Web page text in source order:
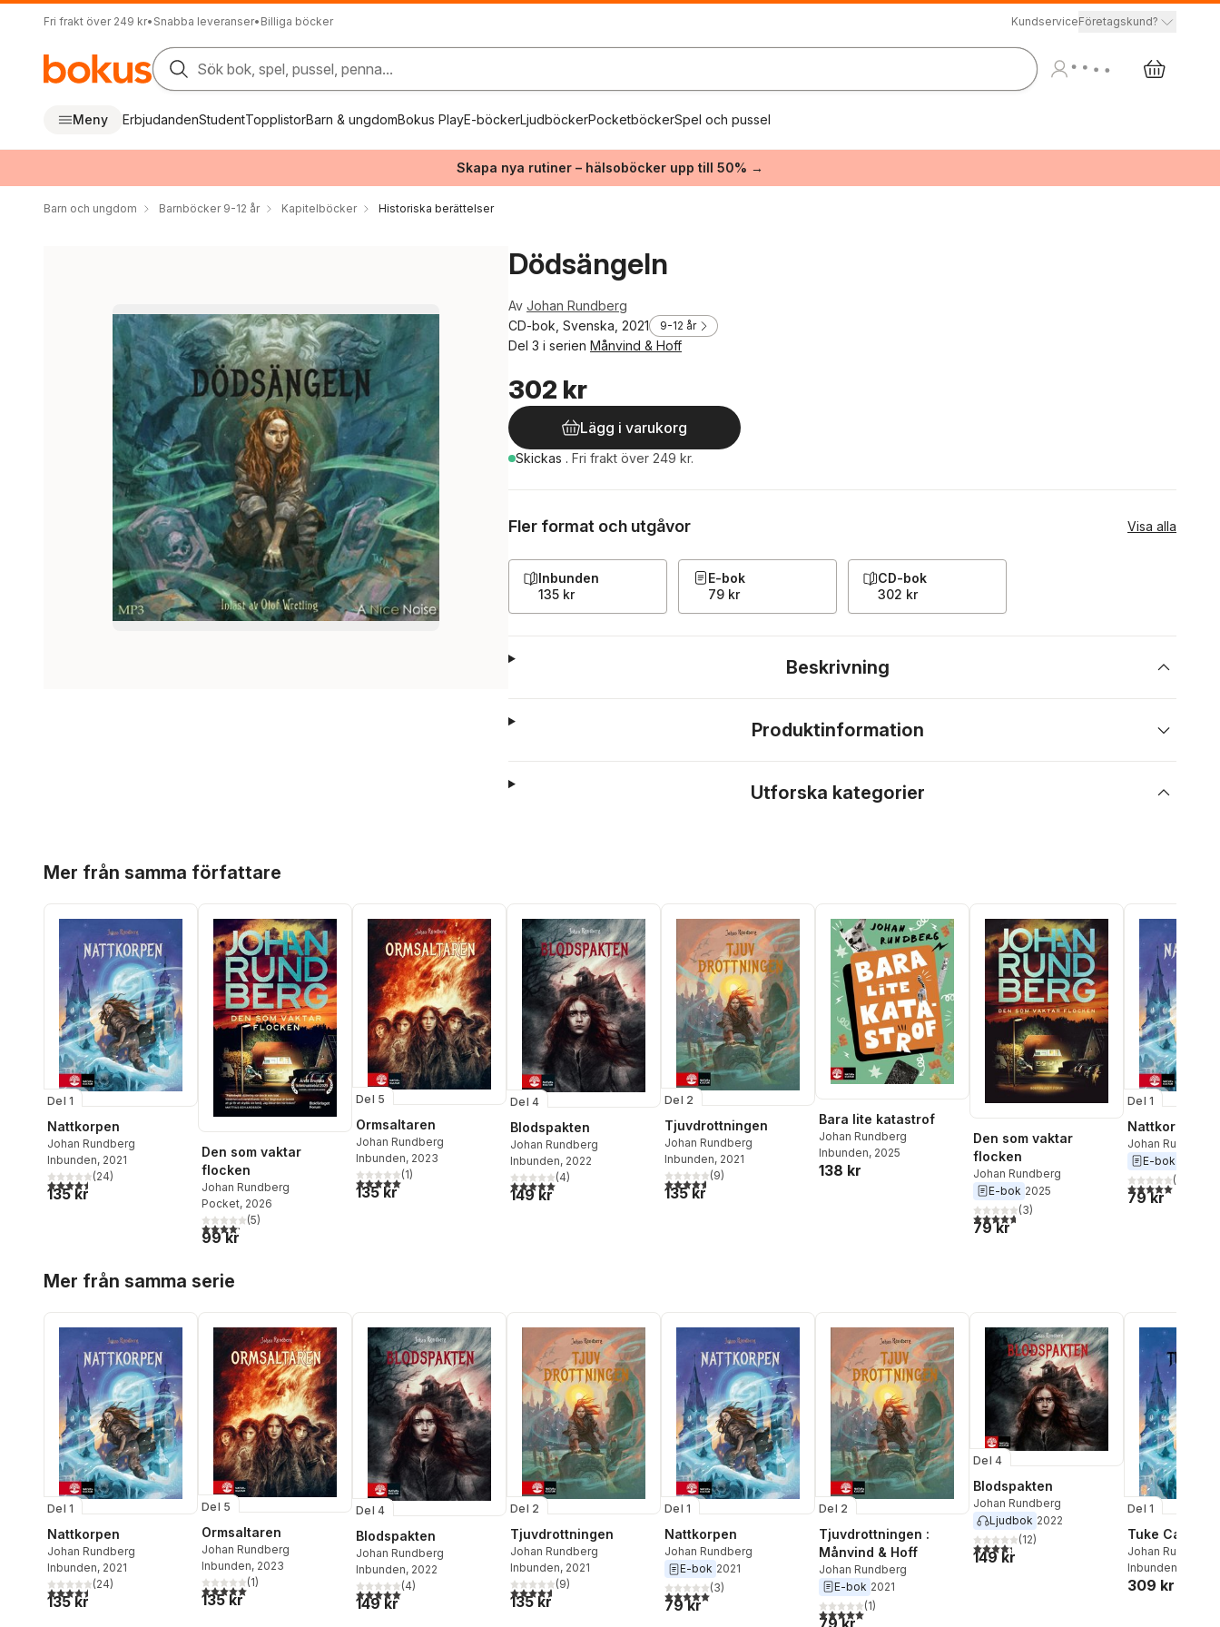
Fri frakt över 249 kr• Snabba leveranser• Billiga böcker KundserviceFöretagskund?
Sök bok, spel, pussel, penna...
Meny ErbjudandenStudentTopplistorBarn & ungdomBokus PlayE-böckerLjudböckerPocketböckerSpel och pussel
Skapa nya rutiner – hälsoböcker upp till 50% →
Barn och ungdom Barnböcker 9-12 år Kapitelböcker Historiska berättelser
Dödsängeln
Av Johan Rundberg
CD-bok, Svenska, 2021
9-12 år
Del 3 i serien Månvind & Hoff
302 kr
Lägg i varukorg
Skickas . Fri frakt över 249 kr.
Fler format och utgåvor Visa alla
Inbunden
135 kr
E-bok
79 kr
CD-bok
302 kr
Beskrivning
Produktinformation
Utforska kategorier
Mer från samma författare
Del 1
Nattkorpen
Johan Rundberg
Inbunden, 2021
4,5utav 5 stjärnor. Totalt antal röster:
(24)
135 kr
Den som vaktar
flocken
Johan Rundberg
Pocket, 2026
4,2utav 5 stjärnor. Totalt antal röster:
(5)
99 kr
Del 5
Ormsaltaren
Johan Rundberg
Inbunden, 2023
5,0utav 5 stjärnor. Totalt antal röster:
(1)
135 kr
Del 4
Blodspakten
Johan Rundberg
Inbunden, 2022
5,0utav 5 stjärnor. Totalt antal röster:
(4)
149 kr
Del 2
Tjuvdrottningen
Johan Rundberg
Inbunden, 2021
4,6utav 5 stjärnor. Totalt antal röster:
(9)
135 kr
Bara lite katastrof
Johan Rundberg
Inbunden, 2025
138 kr
Den som vaktar
flocken
Johan Rundberg
E-bok 2025
4,7utav 5 stjärnor. Totalt antal röster:
(3)
79 kr
Del 1
Nattkorpen
Johan Rundberg
E-bok
5,0utav 5(
79 kr
Mer från samma serie
Del 1
Nattkorpen
Johan Rundberg
Inbunden, 2021
4,5utav 5 stjärnor. Totalt antal röster:
(24)
135 kr
Del 5
Ormsaltaren
Johan Rundberg
Inbunden, 2023
5,0utav 5 stjärnor. Totalt antal röster:
(1)
135 kr
Del 4
Blodspakten
Johan Rundberg
Inbunden, 2022
5,0utav 5 stjärnor. Totalt antal röster:
(4)
149 kr
Del 2
Tjuvdrottningen
Johan Rundberg
Inbunden, 2021
4,6utav 5 stjärnor. Totalt antal röster:
(9)
135 kr
Del 1
Nattkorpen
Johan Rundberg
E-bok 2021
5,0utav 5 stjärnor. Totalt antal röster:
(3)
79 kr
Del 2
Tjuvdrottningen :
Månvind & Hoff
Johan Rundberg
E-bok 2021
5,0utav 5 stjärnor. Totalt antal röster:
(1)
79 kr
Del 4
Blodspakten
Johan Rundberg
Ljudbok 2022
4,3utav 5 stjärnor. Totalt antal röster:
(12)
149 kr
Del 1
Tuke Cawo
Johan Rundberg
Inbunden
309 kr